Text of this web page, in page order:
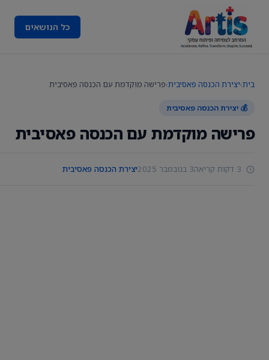
כל הנושאים
בית›יצירת הכנסה פאסיבית›פרישה מוקדמת עם הכנסה פאסיבית
💰 יצירת הכנסה פאסיבית
פרישה מוקדמת עם הכנסה פאסיבית
3 בנובמבר 2025 יצירת הכנסה פאסיבית